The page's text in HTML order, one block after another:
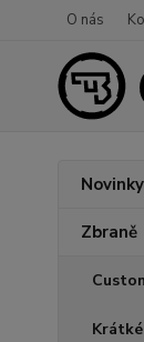
O nás
Zbraně